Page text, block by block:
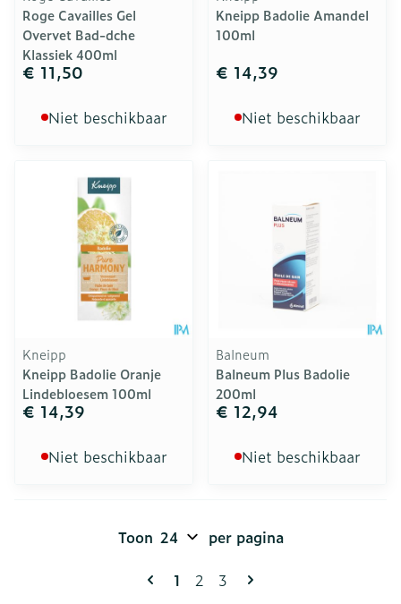
Roge Cavailles Gel
Overvet Bad-dche
Klassiek 400ml
€ 11,50
Niet beschikbaar
Kneipp Badolie Amandel
100ml
€ 14,39
Niet beschikbaar
Kneipp
Kneipp Badolie Oranje
Lindebloesem 100ml
€ 14,39
Niet beschikbaar
Balneum
Balneum Plus Badolie
200ml
€ 12,94
Niet beschikbaar
Pagina's
U lees momenteel pagina
1 Pagina
2 Pagina
3
Toon per pagina